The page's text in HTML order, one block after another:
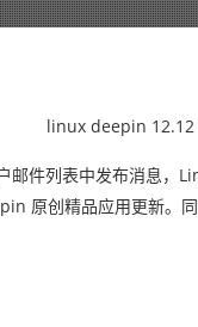
linux deepin 12.12
件列表中发布消息，
原创精品应用更新